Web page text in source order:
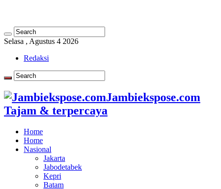
Selasa , Agustus 4 2026
Redaksi
Jambiekspose.com
Tajam & terpercaya
Home
Home
Nasional
Jakarta
Jabodetabek
Kepri
Batam